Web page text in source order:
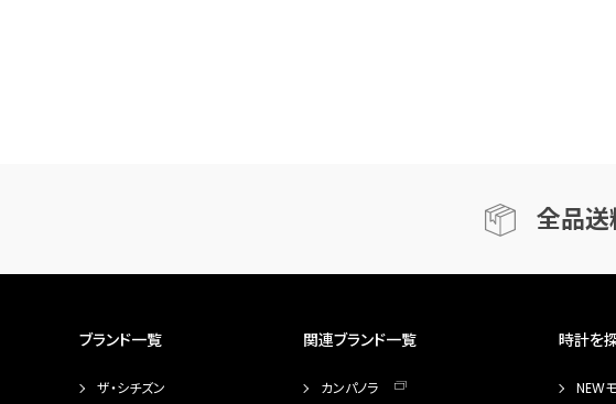
全品
ブランド一覧
ザ・シチズン
関連ブランド一覧
カンパノラ
時計を
NEW